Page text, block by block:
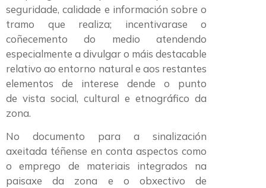
seguridade, calidade e información sobre o
tramo que realiza; incentivarase o
coñecemento do medio atendendo
especialmente a divulgar o máis destacable
relativo ao entorno natural e aos restantes
elementos de interese dende o punto
de vista social, cultural e etnográfico da
zona.
No documento para a sinalización
axeitada téñense en conta aspectos como
o emprego de materiais integrados na
paisaxe da zona e o obxectivo de